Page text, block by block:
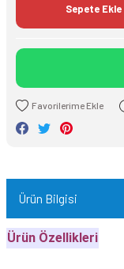
Sepete Ekle
Ürün Bilgisi
Ürün Özellikleri